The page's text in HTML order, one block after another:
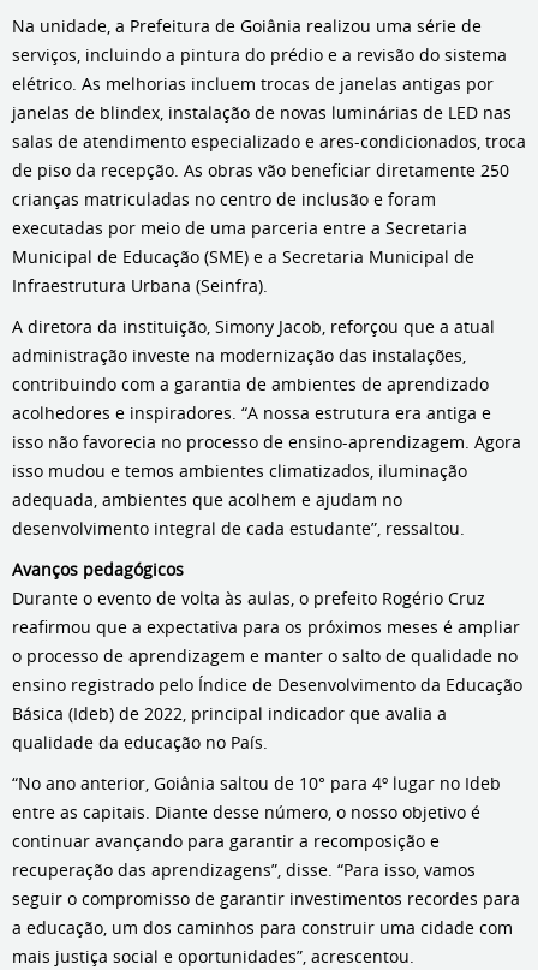
Na unidade, a Prefeitura de Goiânia realizou uma série de
serviços, incluindo a pintura do prédio e a revisão do sistema
elétrico. As melhorias incluem trocas de janelas antigas por
janelas de blindex, instalação de novas luminárias de LED nas
salas de atendimento especializado e ares-condicionados, troca
de piso da recepção. As obras vão beneficiar diretamente 250
crianças matriculadas no centro de inclusão e foram
executadas por meio de uma parceria entre a Secretaria
Municipal de Educação (SME) e a Secretaria Municipal de
Infraestrutura Urbana (Seinfra).
A diretora da instituição, Simony Jacob, reforçou que a atual
administração investe na modernização das instalações,
contribuindo com a garantia de ambientes de aprendizado
acolhedores e inspiradores. “A nossa estrutura era antiga e
isso não favorecia no processo de ensino-aprendizagem. Agora
isso mudou e temos ambientes climatizados, iluminação
adequada, ambientes que acolhem e ajudam no
desenvolvimento integral de cada estudante”, ressaltou.
Avanços pedagógicos
Durante o evento de volta às aulas, o prefeito Rogério Cruz
reafirmou que a expectativa para os próximos meses é ampliar
o processo de aprendizagem e manter o salto de qualidade no
ensino registrado pelo Índice de Desenvolvimento da Educação
Básica (Ideb) de 2022, principal indicador que avalia a
qualidade da educação no País.
“No ano anterior, Goiânia saltou de 10° para 4º lugar no Ideb
entre as capitais. Diante desse número, o nosso objetivo é
continuar avançando para garantir a recomposição e
recuperação das aprendizagens”, disse. “Para isso, vamos
seguir o compromisso de garantir investimentos recordes para
a educação, um dos caminhos para construir uma cidade com
mais justiça social e oportunidades”, acrescentou.